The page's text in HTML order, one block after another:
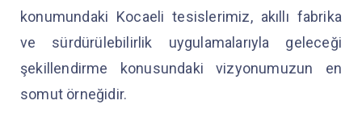
konumundaki Kocaeli tesislerimiz, akıllı fabrika
ve sürdürülebilirlik uygulamalarıyla geleceği
şekillendirme konusundaki vizyonumuzun en
somut örneğidir.